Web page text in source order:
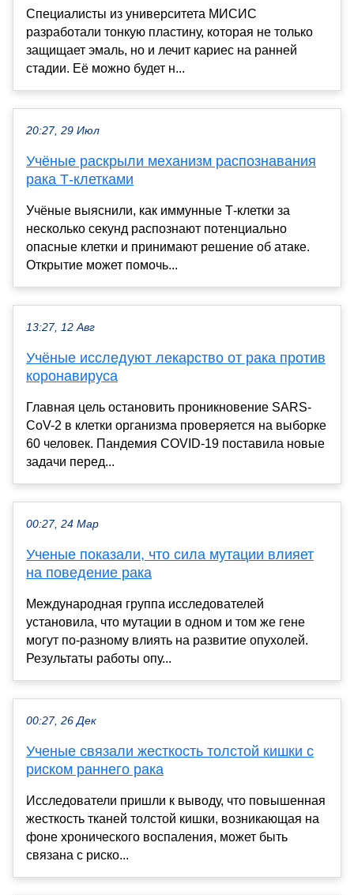
Специалисты из университета МИСИС
разработали тонкую пластину, которая не только
защищает эмаль, но и лечит кариес на ранней
стадии. Её можно будет н...
20:27, 29 Июл
Учёные раскрыли механизм распознавания
рака Т-клетками
Учёные выяснили, как иммунные Т-клетки за
несколько секунд распознают потенциально
опасные клетки и принимают решение об атаке.
Открытие может помочь...
13:27, 12 Авг
Учёные исследуют лекарство от рака против
коронавируса
Главная цель остановить проникновение SARS-
CoV-2 в клетки организма проверяется на выборке
60 человек. Пандемия COVID-19 поставила новые
задачи перед...
00:27, 24 Мар
Ученые показали, что сила мутации влияет
на поведение рака
Международная группа исследователей
установила, что мутации в одном и том же гене
могут по-разному влиять на развитие опухолей.
Результаты работы опу...
00:27, 26 Дек
Ученые связали жесткость толстой кишки с
риском раннего рака
Исследователи пришли к выводу, что повышенная
жесткость тканей толстой кишки, возникающая на
фоне хронического воспаления, может быть
связана с риско...